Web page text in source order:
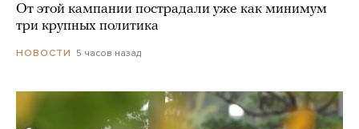
От этой кампании пострадали уже как минимум
три крупных политика
НОВОСТИ 5 часов назад